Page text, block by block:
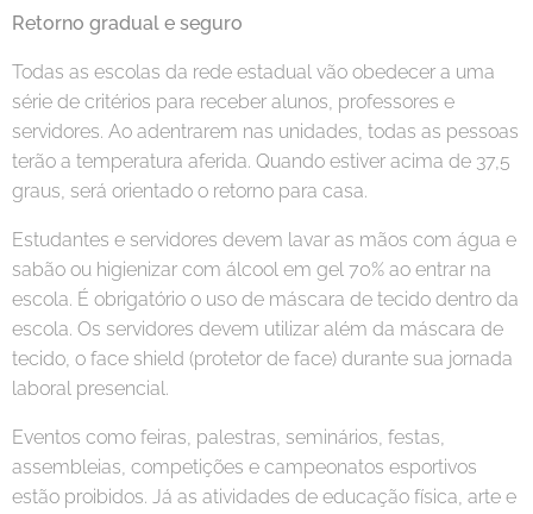
Retorno gradual e seguro
Todas as escolas da rede estadual vão obedecer a uma
série de critérios para receber alunos, professores e
servidores. Ao adentrarem nas unidades, todas as pessoas
terão a temperatura aferida. Quando estiver acima de 37,5
graus, será orientado o retorno para casa.
Estudantes e servidores devem lavar as mãos com água e
sabão ou higienizar com álcool em gel 70% ao entrar na
escola. É obrigatório o uso de máscara de tecido dentro da
escola. Os servidores devem utilizar além da máscara de
tecido, o face shield (protetor de face) durante sua jornada
laboral presencial.
Eventos como feiras, palestras, seminários, festas,
assembleias, competições e campeonatos esportivos
estão proibidos. Já as atividades de educação física, arte e